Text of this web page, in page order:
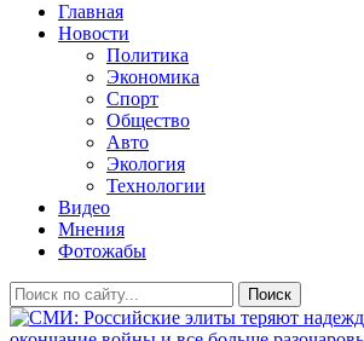
Главная
Новости
Политика
Экономика
Спорт
Общество
Авто
Экология
Технологии
Видео
Мнения
Фотожабы
Поиск